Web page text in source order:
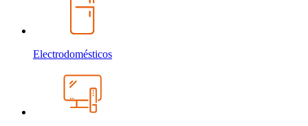
Electrodomésticos